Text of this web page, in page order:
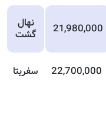
21,980,000
نهال
گشت
22,700,000 سفریتا